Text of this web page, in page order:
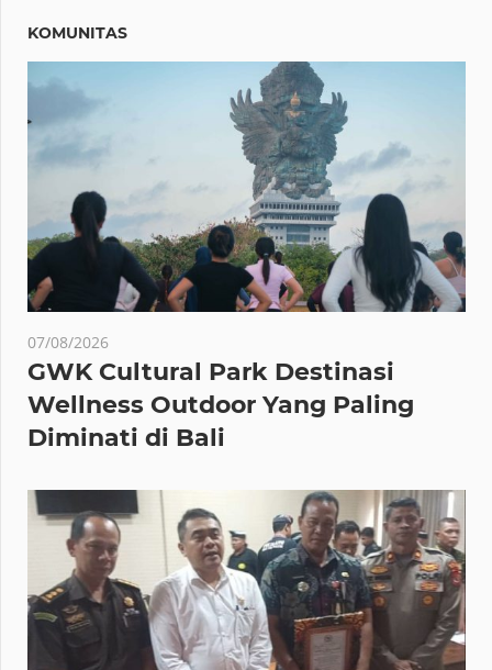
KOMUNITAS
07/08/2026
GWK Cultural Park Destinasi
Wellness Outdoor Yang Paling
Diminati di Bali